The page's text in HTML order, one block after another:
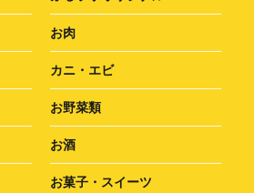
お肉
カニ・エビ
お野菜類
お酒
お菓子・スイーツ